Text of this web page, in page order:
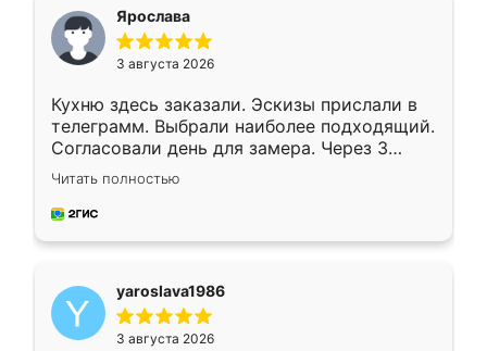
Ярослава
3 августа 2026
Кухню здесь заказали. Эскизы прислали в
телеграмм. Выбрали наиболее подходящий.
Согласовали день для замера. Через 3
недели кухня была уже готова. Остались
довольны работой. Спасибо Ренессанс
мебель за качественную работу!
Читать полностью
yaroslava1986
3 августа 2026